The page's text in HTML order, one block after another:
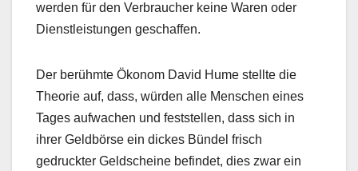
werden für den Verbraucher keine Waren oder
Dienstleistungen geschaffen.
Der berühmte Ökonom David Hume stellte die
Theorie auf, dass, würden alle Menschen eines
Tages aufwachen und feststellen, dass sich in
ihrer Geldbörse ein dickes Bündel frisch
gedruckter Geldscheine befindet, dies zwar ein